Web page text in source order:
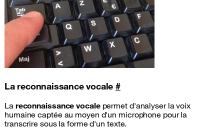
La reconnaissance vocale#
La reconnaissance vocalepermet d'analyser la voix
humaine captée au moyen d'un microphone pour la
transcrire sous la forme d'un texte.